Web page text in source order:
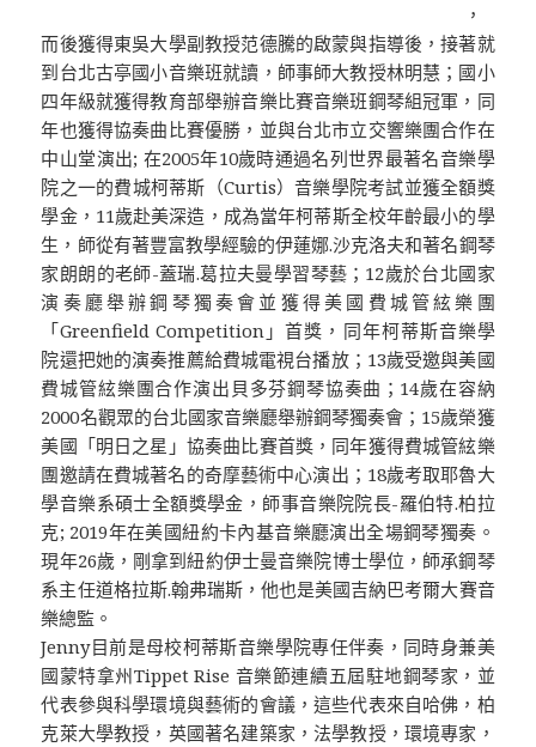
，
而後獲得東吳大學副教授范德騰的啟蒙與指導後，接著就
到台北古亭國小音樂班就讀，師事師大教授林明慧；國小
四年級就獲得教育部舉辦音樂比賽音樂班鋼琴組冠軍，同
年也獲得協奏曲比賽優勝，並與台北市立交響樂團合作在
中山堂演出; 在2005年10歲時通過名列世界最著名音樂學
院之一的費城柯蒂斯（Curtis）音樂學院考試並獲全額獎
學金，11歲赴美深造，成為當年柯蒂斯全校年齡最小的學
生，師從有著豐富教學經驗的伊蓮娜.沙克洛夫和著名鋼琴
家朗朗的老師-蓋瑞.葛拉夫曼學習琴藝；12歲於台北國家
演奏廳舉辦鋼琴獨奏會並獲得美國費城管絃樂團
「Greenfield Competition」首獎，同年柯蒂斯音樂學
院還把她的演奏推薦給費城電視台播放；13歲受邀與美國
費城管絃樂團合作演出貝多芬鋼琴協奏曲；14歲在容納
2000名觀眾的台北國家音樂廳舉辦鋼琴獨奏會；15歲榮獲
美國「明日之星」協奏曲比賽首獎，同年獲得費城管絃樂
團邀請在費城著名的奇摩藝術中心演出；18歲考取耶魯大
學音樂系碩士全額獎學金，師事音樂院院長-羅伯特.柏拉
克; 2019年在美國紐約卡內基音樂廳演出全場鋼琴獨奏。
現年26歲，剛拿到紐約伊士曼音樂院博士學位，師承鋼琴
系主任道格拉斯.翰弗瑞斯，他也是美國吉納巴考爾大賽音
樂總監。
Jenny目前是母校柯蒂斯音樂學院專任伴奏，同時身兼美
國蒙特拿州Tippet Rise 音樂節連續五屆駐地鋼琴家，並
代表參與科學環境與藝術的會議，這些代表來自哈佛，柏
克萊大學教授，英國著名建築家，法學教授，環境專家，